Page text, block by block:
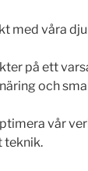
med våra
på ett
och
vår
teknik.